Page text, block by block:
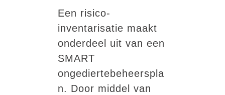
Een risico-
inventarisatie maakt
onderdeel uit van een
SMART
ongediertebeheerspla
n. Door middel van